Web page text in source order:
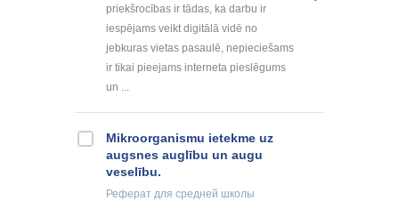
priekšrocības ir tādas, ka darbu ir
iespējams veikt digitālā vidē no
jebkuras vietas pasaulē, nepieciešams
ir tikai pieejams interneta pieslēgums
un ...
Mikroorganismu ietekme uz
augsnes auglību un augu
veselību.
Реферат для средней школы